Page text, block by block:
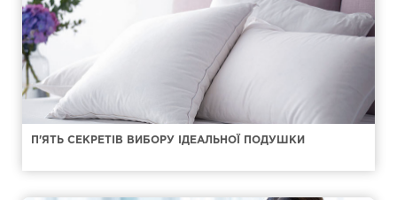
П'ЯТЬ СЕКРЕТІВ ВИБОРУ ІДЕАЛЬНОЇ ПОДУШКИ